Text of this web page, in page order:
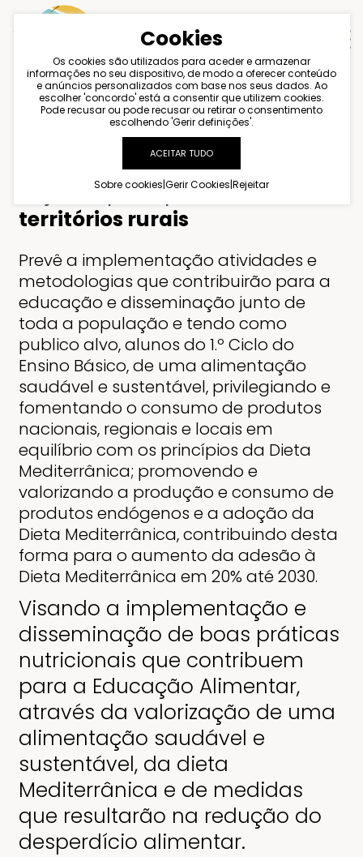
objetivo do projeto
objetivo principaldinamizar os
territórios rurais
Prevê a implementação atividades e
metodologias que contribuirão para a
educação e disseminação junto de
toda a população e tendo como
publico alvo, alunos do 1.º Ciclo do
Ensino Básico, de uma alimentação
saudável e sustentável, privilegiando e
fomentando o consumo de produtos
nacionais, regionais e locais em
equilíbrio com os princípios da Dieta
Mediterrânica; promovendo e
valorizando a produção e consumo de
produtos endógenos e a adoção da
Dieta Mediterrânica, contribuindo desta
forma para o aumento da adesão à
Dieta Mediterrânica em 20% até 2030.
Visando a implementação e
disseminação de boas práticas
nutricionais que contribuem
para a Educação Alimentar,
através da valorização de uma
alimentação saudável e
sustentável, da dieta
Mediterrânica e de medidas
que resultarão na redução do
desperdício alimentar.
Cookies
Os cookies são utilizados para aceder e armazenar
informações no seu dispositivo, de modo a oferecer conteúdo
e anúncios personalizados com base nos seus dados. Ao
escolher 'concordo' está a consentir que utilizem cookies.
Pode recusar ou pode recusar ou retirar o consentimento
escolhendo 'Gerir definições'.
ACEITAR TUDO
Sobre cookies|Gerir Cookies|Rejeitar